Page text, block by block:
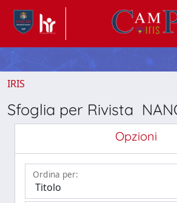
IRIS
Sfoglia per Rivista
Opzioni
Ordina per: